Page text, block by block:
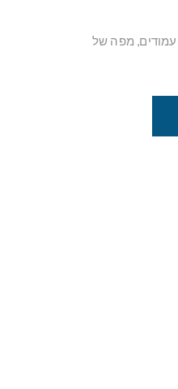
בנוסף למשחק, מהדורת הדלוקס כוללת חוברת קומיקס בת 32 עמודים, מפה של